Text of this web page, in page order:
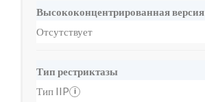
Высококонцентрированная версия
Отсутствует
Тип рестриктазы
Тип IIP
i